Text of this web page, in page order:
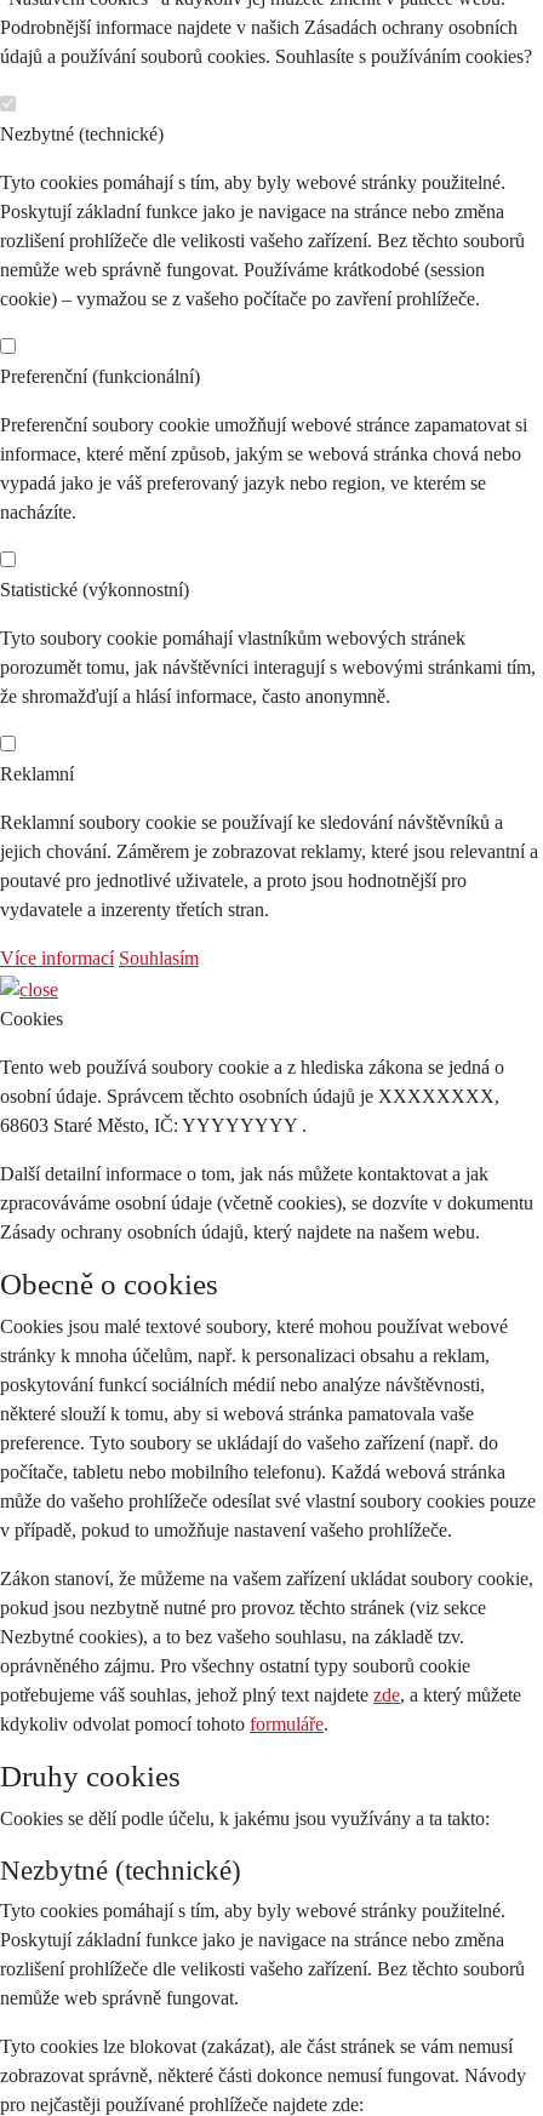
Podrobnější informace najdete v našich Zásadách ochrany osobních
údajů a používání souborů cookies. Souhlasíte s používáním cookies?
Nezbytné (technické)
Tyto cookies pomáhají s tím, aby byly webové stránky použitelné.
Poskytují základní funkce jako je navigace na stránce nebo změna
rozlišení prohlížeče dle velikosti vašeho zařízení. Bez těchto souborů
nemůže web správně fungovat. Používáme krátkodobé (session
cookie) – vymažou se z vašeho počítače po zavření prohlížeče.
Preferenční (funkcionální)
Preferenční soubory cookie umožňují webové stránce zapamatovat si
informace, které mění způsob, jakým se webová stránka chová nebo
vypadá jako je váš preferovaný jazyk nebo region, ve kterém se
nacházíte.
Statistické (výkonnostní)
Tyto soubory cookie pomáhají vlastníkům webových stránek
porozumět tomu, jak návštěvníci interagují s webovými stránkami tím,
že shromažďují a hlásí informace, často anonymně.
Reklamní
Reklamní soubory cookie se používají ke sledování návštěvníků a
jejich chování. Záměrem je zobrazovat reklamy, které jsou relevantní a
poutavé pro jednotlivé uživatele, a proto jsou hodnotnější pro
vydavatele a inzerenty třetích stran.
Více informací Souhlasím
Cookies
Tento web používá soubory cookie a z hlediska zákona se jedná o
osobní údaje. Správcem těchto osobních údajů je XXXXXXXX,
68603 Staré Město, IČ: YYYYYYYY .
Další detailní informace o tom, jak nás můžete kontaktovat a jak
zpracováváme osobní údaje (včetně cookies), se dozvíte v dokumentu
Zásady ochrany osobních údajů, který najdete na našem webu.
Obecně o cookies
Cookies jsou malé textové soubory, které mohou používat webové
stránky k mnoha účelům, např. k personalizaci obsahu a reklam,
poskytování funkcí sociálních médií nebo analýze návštěvnosti,
některé slouží k tomu, aby si webová stránka pamatovala vaše
preference. Tyto soubory se ukládají do vašeho zařízení (např. do
počítače, tabletu nebo mobilního telefonu). Každá webová stránka
může do vašeho prohlížeče odesílat své vlastní soubory cookies pouze
v případě, pokud to umožňuje nastavení vašeho prohlížeče.
Zákon stanoví, že můžeme na vašem zařízení ukládat soubory cookie,
pokud jsou nezbytně nutné pro provoz těchto stránek (viz sekce
Nezbytné cookies), a to bez vašeho souhlasu, na základě tzv.
oprávněného zájmu. Pro všechny ostatní typy souborů cookie
potřebujeme váš souhlas, jehož plný text najdete zde, a který můžete
kdykoliv odvolat pomocí tohoto formuláře.
Druhy cookies
Cookies se dělí podle účelu, k jakému jsou využívány a ta takto:
Nezbytné (technické)
Tyto cookies pomáhají s tím, aby byly webové stránky použitelné.
Poskytují základní funkce jako je navigace na stránce nebo změna
rozlišení prohlížeče dle velikosti vašeho zařízení. Bez těchto souborů
nemůže web správně fungovat.
Tyto cookies lze blokovat (zakázat), ale část stránek se vám nemusí
zobrazovat správně, některé části dokonce nemusí fungovat. Návody
pro nejčastěji používané prohlížeče najdete zde: